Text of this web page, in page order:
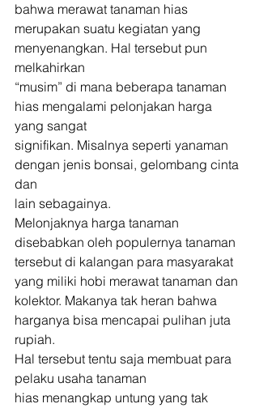
bahwa merawat tanaman hias
merupakan suatu kegiatan yang
menyenangkan. Hal tersebut pun
melkahirkan
“musim” di mana beberapa tanaman
hias mengalami pelonjakan harga
yang sangat
signifikan. Misalnya seperti yanaman
dengan jenis bonsai, gelombang cinta
dan
lain sebagainya.
Melonjaknya harga tanaman
disebabkan oleh populernya tanaman
tersebut di kalangan para masyarakat
yang miliki hobi merawat tanaman dan
kolektor. Makanya tak heran bahwa
harganya bisa mencapai pulihan juta
rupiah.
Hal tersebut tentu saja membuat para
pelaku usaha tanaman
hias menangkap untung yang tak